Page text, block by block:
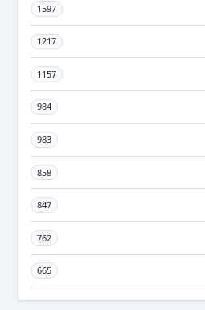
1597
1217
1157
984
983
858
847
762
665